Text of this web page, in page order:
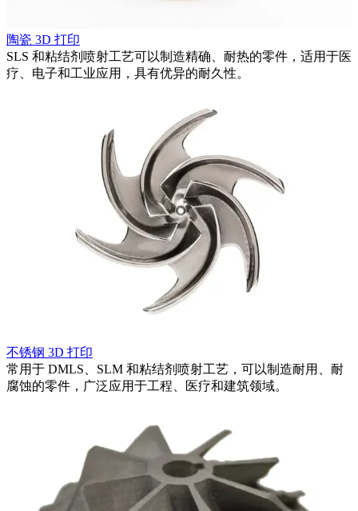
陶瓷 3D 打印
SLS 和粘结剂喷射工艺可以制造精确、耐热的零件，适用于医
疗、电子和工业应用，具有优异的耐久性。
不锈钢 3D 打印
常用于 DMLS、SLM 和粘结剂喷射工艺，可以制造耐用、耐
腐蚀的零件，广泛应用于工程、医疗和建筑领域。